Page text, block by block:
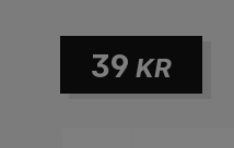
39 KR